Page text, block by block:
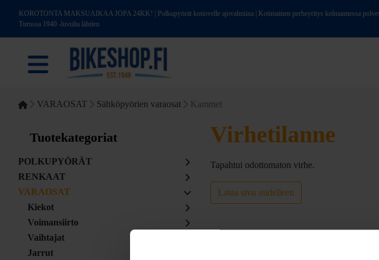
KOROTONTA MAKSUAIKAA JOPA 24KK! | Polkupyörät kotiovelle ajovalmiina | Kotimainen perheyritys kolmannessa
Turussa 1940 -luvulta lähtien
VARAOSAT Sähköpyörien varaosat Kammet
Virhetilanne
Tapahtui odottomaton virhe.
Lataa sivu uudelleen
Tuotekategoriat
POLKUPYÖRÄT
RENKAAT
VARAOSAT
Kiekot
Voimansiirto
Vaihtajat
Jarrut